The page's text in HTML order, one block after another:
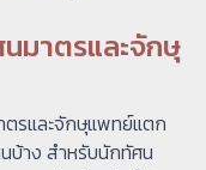
มาตรและจักษุ
ตรและจักษุแพทย์แตก
บ้าง สำหรับนักทัศน